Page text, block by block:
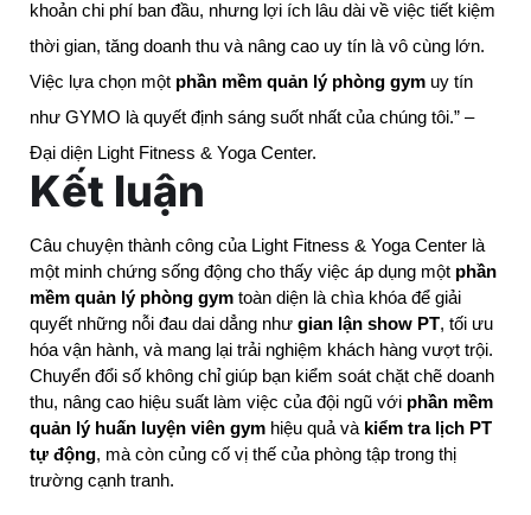
khoản chi phí ban đầu, nhưng lợi ích lâu dài về việc tiết kiệm
thời gian, tăng doanh thu và nâng cao uy tín là vô cùng lớn.
Việc lựa chọn một phần mềm quản lý phòng gym uy tín
như GYMO là quyết định sáng suốt nhất của chúng tôi.” –
Đại diện Light Fitness & Yoga Center.
Kết luận
Câu chuyện thành công của Light Fitness & Yoga Center là
một minh chứng sống động cho thấy việc áp dụng một phần
mềm quản lý phòng gym toàn diện là chìa khóa để giải
quyết những nỗi đau dai dẳng như gian lận show PT, tối ưu
hóa vận hành, và mang lại trải nghiệm khách hàng vượt trội.
Chuyển đổi số không chỉ giúp bạn kiểm soát chặt chẽ doanh
thu, nâng cao hiệu suất làm việc của đội ngũ với phần mềm
quản lý huấn luyện viên gym hiệu quả và kiểm tra lịch PT
tự động, mà còn củng cố vị thế của phòng tập trong thị
trường cạnh tranh.